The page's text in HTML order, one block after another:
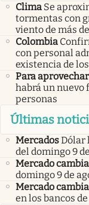
Clima Se
tormentas con
viento de más
Colombia
con personal
existencia de
Para aprovechar
habrá un nuevo
personas
Últimas
MercadosDólar
del domingo 9
Mercado
domingo 9 de
Mercado
en los bancos